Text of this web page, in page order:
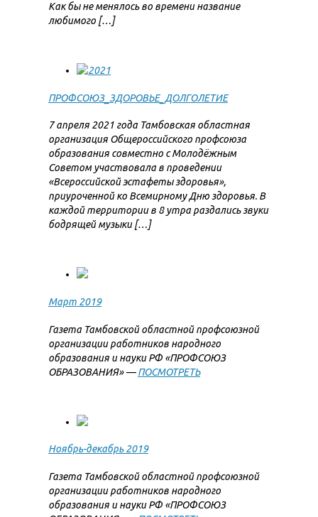
Как бы не менялось во времени название
любимого […]
ПРОФСОЮЗ_ЗДОРОВЬЕ_ДОЛГОЛЕТИЕ
7 апреля 2021 года Тамбовская областная
организация Общероссийского профсоюза
образования совместно с Молодёжным
Советом участвовала в проведении
«Всероссийской эстафеты здоровья»,
приуроченной ко Всемирному Дню здоровья. В
каждой территории в 8 утра раздались звуки
бодрящей музыки […]
Март 2019
Газета Тамбовской областной профсоюзной
организации работников народного
образования и науки РФ «ПРОФСОЮЗ
ОБРАЗОВАНИЯ» —ПОСМОТРЕТЬ
Ноябрь-декабрь 2019
Газета Тамбовской областной профсоюзной
организации работников народного
образования и науки РФ «ПРОФСОЮЗ